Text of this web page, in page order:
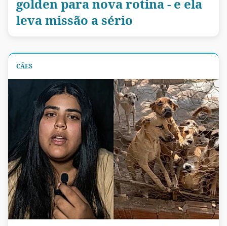
golden para nova rotina - e ela
leva missão a sério
CÃES